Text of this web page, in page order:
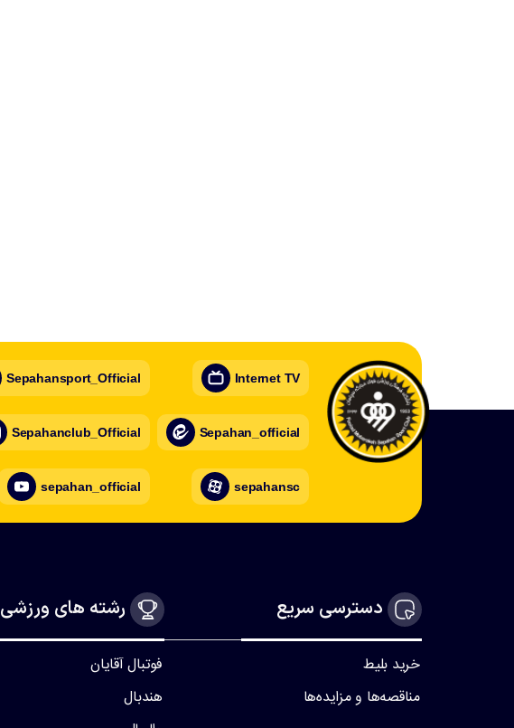
Sepahansport_Official
Sepahanclub_Official
sepahan_official
Internet TV
Sepahan_official
sepahansc
دسترسی سریع
خرید بلیط
مناقصه‌ها و مزایده‌ها
رشته های ورزشی
فوتبال آقایان
هندبال